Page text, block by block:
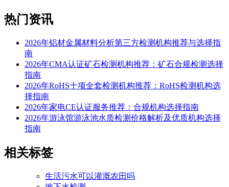
热门资讯
2026年铝材金属材料分析第三方检测机构推荐与选择指
南
2026年CMA认证矿石检测机构推荐：矿石合规检测选择
指南
2026年RoHS十项全套检测机构推荐：RoHS检测机构选
择指南
2026年家电CE认证服务推荐：合规机构选择指南
2026年游泳馆游泳池水质检测价格解析及优质机构选择
指南
相关标签
生活污水可以灌溉农田吗